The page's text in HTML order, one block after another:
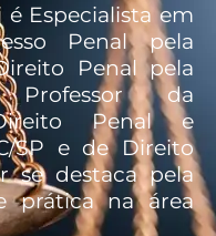
Especialista em
Penal pela
Penal pela
Professor da
Penal e
SP e de Direito
se destaca pela
prática na área